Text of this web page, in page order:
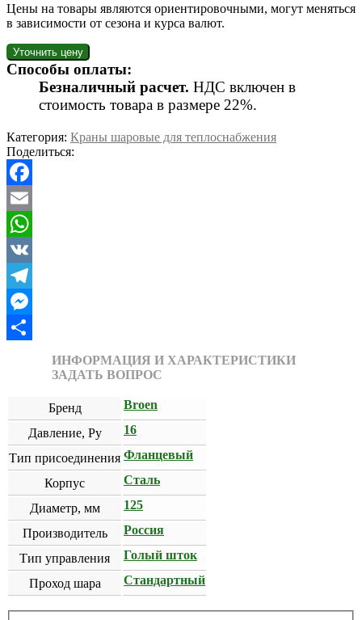
Цены на товары являются ориентировочными, могут меняться
в зависимости от сезона и курса валют.
Способы оплаты:
Безналичный расчет. НДС включен в
стоимость товара в размере 22%.
Категория: Краны шаровые для теплоснабжения
Поделиться:
Facebook
Email
WhatsApp
VK
Telegram
Messenger
Отправить
ИНФОРМАЦИЯ И ХАРАКТЕРИСТИКИ
ЗАДАТЬ ВОПРОС
Бренд Broen
Давление, Ру 16
Тип присоединения Фланцевый
Корпус Сталь
Диаметр, мм 125
Производитель Россия
Тип управления Голый шток
Проход шара Стандартный